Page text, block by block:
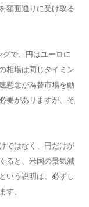
額面通りに受け取る
で、円はユーロに
相場は同じタイミン
懸念が為替市場を動
要がありますが、そ
ではなく、円だけが
ると、米国の景気減
いう説明は、必ずし
す。